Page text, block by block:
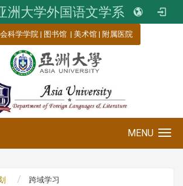
洲大学外国语文学系
科学学院 | 图书馆 | 美术馆 | 附属医院
MENU
跨域学习